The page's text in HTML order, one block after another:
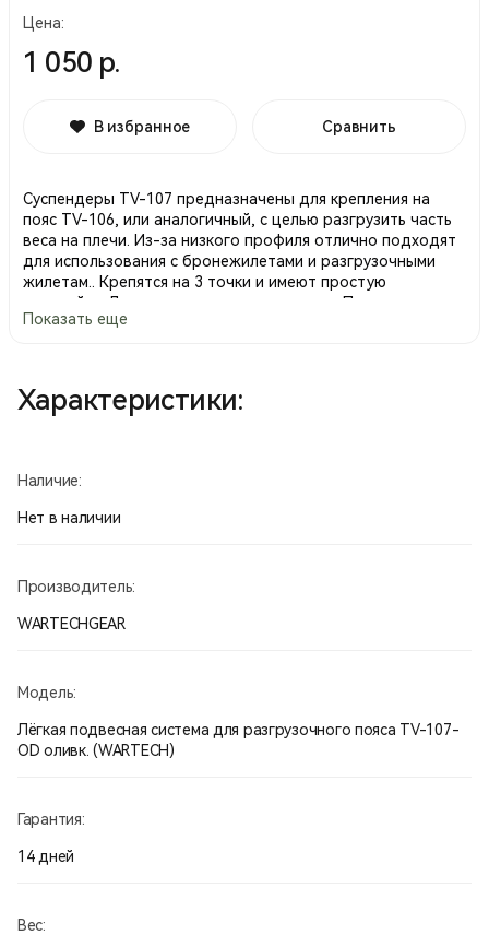
Цена:
1 050 р.
В избранное Сравнить
Суспендеры TV-107 предназначены для крепления на
пояс TV-106, или аналогичный, с целью разгрузить часть
веса на плечи. Из-за низкого профиля отлично подходят
для использования с бронежилетами и разгрузочными
жилетам.. Крепятся на 3 точки и имеют простую
настройку. Доступен в различных цветах. Подходит для
использования как сотрудникам силовых структур, для
Дополнительная информация:
Ткань: Cordura 1000d
Фурнитура: Ацеталь
Показать еще
Характеристики:
Наличие:
Нет в наличии
Производитель:
WARTECHGEAR
Модель:
Лёгкая подвесная система для разгрузочного пояса TV-107-
OD оливк. (WARTECH)
Гарантия:
14 дней
Вес: